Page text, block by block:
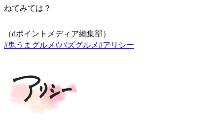
ねてみては？
（dポイントメディア編集部）
#鬼うまグルメ#バズグルメ#アリシー